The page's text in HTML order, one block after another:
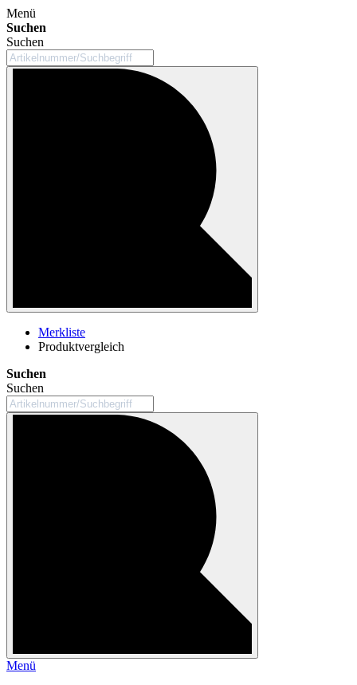
Menü
Suchen
Suchen
Merkliste
Produktvergleich
Suchen
Suchen
Menü